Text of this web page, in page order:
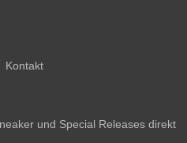
Kontakt
und Special Releases direkt